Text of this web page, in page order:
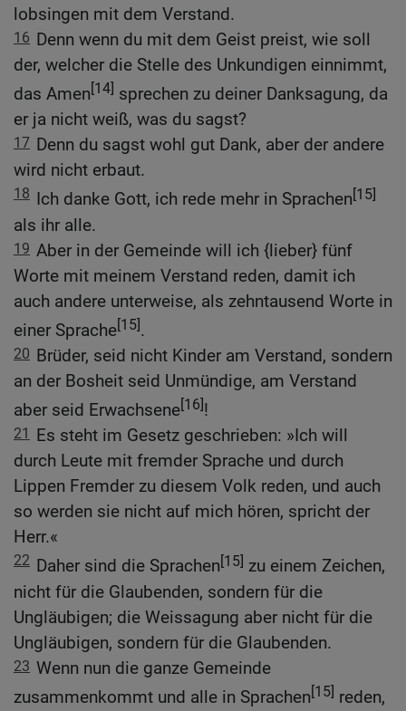
lobsingen mit dem Verstand.
16 Denn wenn du mit dem Geist preist, wie soll
der, welcher die Stelle des Unkundigen einnimmt,
das Amen[14] sprechen zu deiner Danksagung, da
er ja nicht weiß, was du sagst?
17 Denn du sagst wohl gut Dank, aber der andere
wird nicht erbaut.
18 Ich danke Gott, ich rede mehr in Sprachen[15]
als ihr alle.
19 Aber in der Gemeinde will ich {lieber} fünf
Worte mit meinem Verstand reden, damit ich
auch andere unterweise, als zehntausend Worte in
einer Sprache[15].
20 Brüder, seid nicht Kinder am Verstand, sondern
an der Bosheit seid Unmündige, am Verstand
aber seid Erwachsene[16]!
21
Es steht im Gesetz geschrieben: »Ich will
durch Leute mit fremder Sprache und durch
Lippen Fremder zu diesem Volk reden, und auch
so werden sie nicht auf mich hören, spricht der
Herr.«
22 Daher sind die Sprachen[15] zu einem Zeichen,
nicht für die Glaubenden, sondern für die
Ungläubigen; die Weissagung aber nicht für die
Ungläubigen, sondern für die Glaubenden.
23 Wenn nun die ganze Gemeinde
zusammenkommt und alle in Sprachen[15] reden,